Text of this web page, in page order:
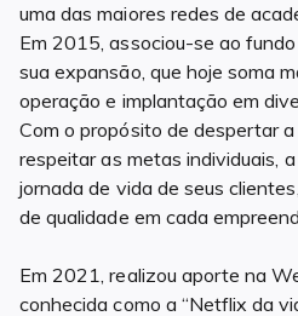
uma das maiores redes de
Em 2015, associou-se ao
sua expansão, que hoje soma
operação e implantação em
Com o propósito de despertar
respeitar as metas individuais,
jornada de vida de seus
de qualidade em cada
Em 2021, realizou aporte na
conhecida como a “Netflix da